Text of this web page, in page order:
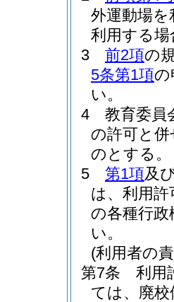
外運動場
利用する
3
前2項の
5条第1項の
い。
4
教育委員
の許可と
のとする。
5
第1項及
は、利用
の各種行
い。
(利用者の
第7条
利用
ては、廃